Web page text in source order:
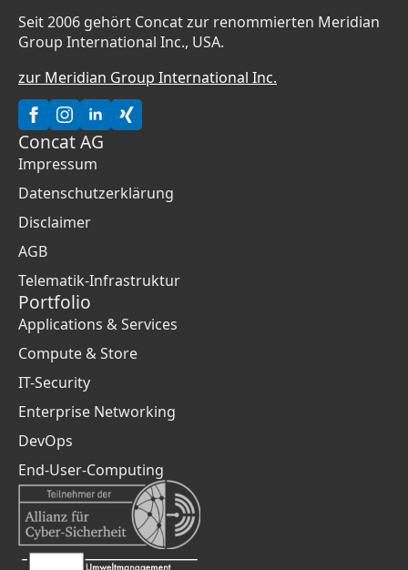
Seit 2006 gehört Concat zur renommierten Meridian
Group International Inc., USA.
zur Meridian Group International Inc.
Concat AG
Impressum
Datenschutzerklärung
Disclaimer
AGB
Telematik-Infrastruktur
Portfolio
Applications & Services
Compute & Store
IT-Security
Enterprise Networking
DevOps
End-User-Computing